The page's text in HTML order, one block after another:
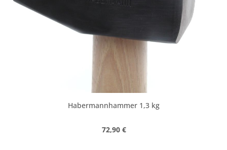
Habermannhammer 1,3 kg
Regulärer Preis:
72,90 €